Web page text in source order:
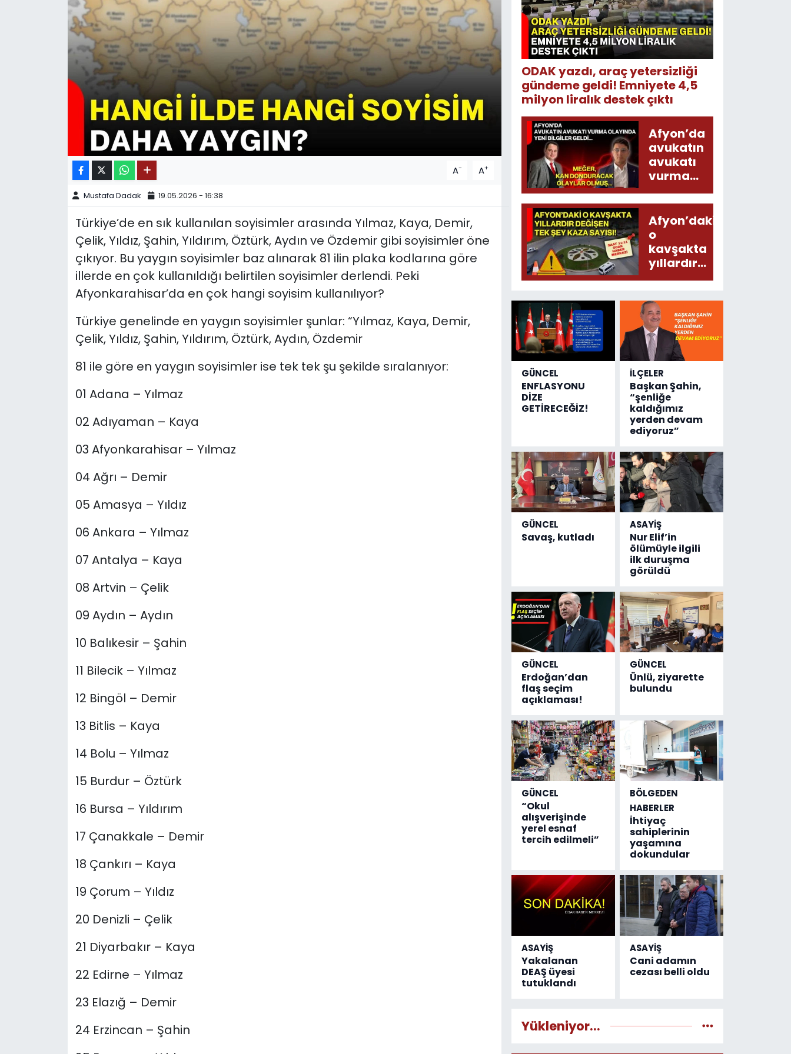
A- A+
Mustafa Dadak 19.05.2026 - 16:38
Türkiye’de en sık kullanılan soyisimler arasında Yılmaz, Kaya, Demir,
Çelik, Yıldız, Şahin, Yıldırım, Öztürk, Aydın ve Özdemir gibi soyisimler öne
çıkıyor. Bu yaygın soyisimler baz alınarak 81 ilin plaka kodlarına göre
illerde en çok kullanıldığı belirtilen soyisimler derlendi. Peki
Afyonkarahisar’da en çok hangi soyisim kullanılıyor?
Türkiye genelinde en yaygın soyisimler şunlar: “Yılmaz, Kaya, Demir,
Çelik, Yıldız, Şahin, Yıldırım, Öztürk, Aydın, Özdemir
81 ile göre en yaygın soyisimler ise tek tek şu şekilde sıralanıyor:
01 Adana – Yılmaz
02 Adıyaman – Kaya
03 Afyonkarahisar – Yılmaz
04 Ağrı – Demir
05 Amasya – Yıldız
06 Ankara – Yılmaz
07 Antalya – Kaya
08 Artvin – Çelik
09 Aydın – Aydın
10 Balıkesir – Şahin
11 Bilecik – Yılmaz
12 Bingöl – Demir
13 Bitlis – Kaya
14 Bolu – Yılmaz
15 Burdur – Öztürk
16 Bursa – Yıldırım
17 Çanakkale – Demir
18 Çankırı – Kaya
19 Çorum – Yıldız
20 Denizli – Çelik
21 Diyarbakır – Kaya
22 Edirne – Yılmaz
23 Elazığ – Demir
24 Erzincan – Şahin
ODAK yazdı, araç yetersizliği
gündeme geldi! Emniyete 4,5
milyon liralık destek çıktı
Afyon’da
avukatın
avukatı
vurma
olayında
yeni bilgiler
geldi...
Meğer, kan
donduracak
olaylar
olmuş...
Afyon’daki
o
kavşakta
yıllardır
değişen
kaza
sayısı!
GÜNCEL
ENFLASYONU
DİZE
GETİRECEĞİZ!
İLÇELER
Başkan Şahin,
“şenliğe
kaldığımız
yerden devam
ediyoruz”
GÜNCEL
Savaş, kutladı
ASAYİŞ
Nur Elif’in
ölümüyle ilgili
ilk duruşma
görüldü
GÜNCEL
Erdoğan’dan
flaş seçim
açıklaması!
GÜNCEL
Ünlü, ziyarette
bulundu
GÜNCEL
“Okul
alışverişinde
yerel esnaf
tercih edilmeli”
BÖLGEDEN
HABERLER
İhtiyaç
sahiplerinin
yaşamına
dokundular
ASAYİŞ
Yakalanan
DEAŞ üyesi
tutuklandı
ASAYİŞ
Cani adamın
cezası belli oldu
Yükleniyor...
11:11 MANŞET